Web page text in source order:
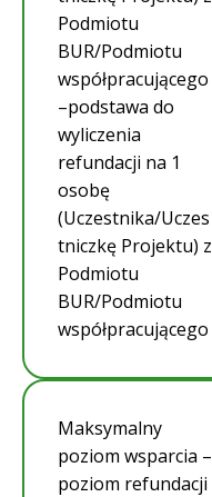
Podmiotu
BUR/Podmiotu
współpracującego
–podstawa do
wyliczenia
refundacji na 1
osobę
(Uczestnika/Uczes
tniczkę Projektu) z
Podmiotu
BUR/Podmiotu
współpracującego
Maksymalny
poziom wsparcia –
poziom refundacji